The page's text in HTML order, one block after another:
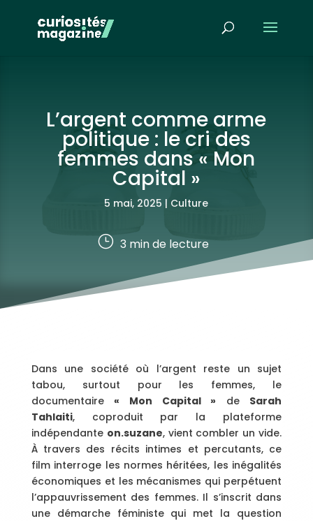
L’argent comme arme
politique : le cri des
femmes dans « Mon
Capital »
5 mai, 2025 | Culture
} 3min de lecture
Dans une société où l’argent reste un sujet
tabou, surtout pour les femmes, le
documentaire« Mon Capital » de Sarah
Tahlaiti, coproduit par la plateforme
indépendante on.suzane, vient combler un vide.
À travers des récits intimes et percutants, ce
film interroge les normes héritées, les inégalités
économiques et les mécanismes qui perpétuent
l’appauvrissement des femmes. Il s’inscrit dans
une démarche féministe qui met la question